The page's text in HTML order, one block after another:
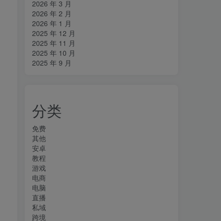
2026 年 3 月
2026 年 2 月
2026 年 1 月
2025 年 12 月
2025 年 11 月
2025 年 10 月
2025 年 9 月
分类
免费
其他
安卓
教程
游戏
电商
电脑
直播
私域
跨境